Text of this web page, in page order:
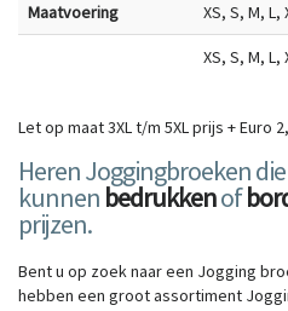
Maatvoering XS, S, M, L,
XS, S, M, L,
Let op maat 3XL t/m 5XL prijs + Euro
Heren Joggingbroeken
kunnen bedrukkenof
prijzen.
Bent u op zoek naar een Jogging
hebben een groot assortiment